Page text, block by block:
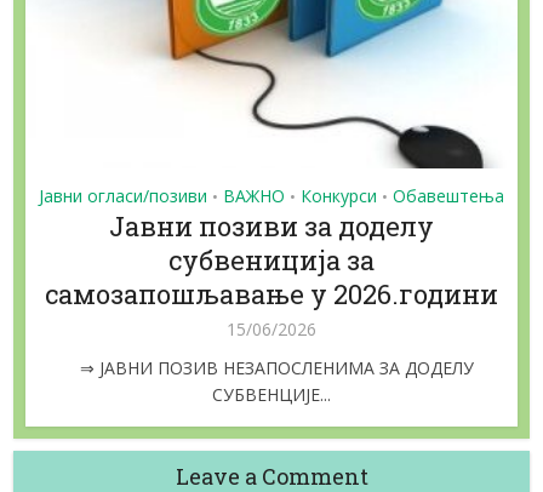
Јавни огласи/позиви • ВАЖНО • Конкурси • Обавештења
Jaвни позиви за доделу
субвениција за
самозапошљавање у 2026.години
15/06/2026
⇒ ЈАВНИ ПОЗИВ НЕЗАПОСЛЕНИМА ЗА ДОДЕЛУ
СУБВЕНЦИЈЕ...
Leave a Comment